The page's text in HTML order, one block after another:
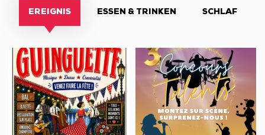
EREIGNIS ESSEN & TRINKEN SCHLAF
Soirées
Guinguettes
CONCOURS
TALENTS